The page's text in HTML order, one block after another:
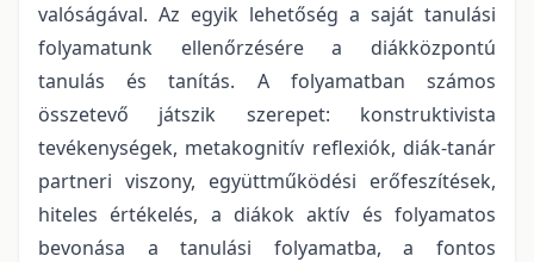
valóságával. Az egyik lehetőség a saját tanulási
folyamatunk ellenőrzésére a diákközpontú
tanulás és tanítás. A folyamatban számos
összetevő játszik szerepet: konstruktivista
tevékenységek, metakognitív reflexiók, diák-tanár
partneri viszony, együttműködési erőfeszítések,
hiteles értékelés, a diákok aktív és folyamatos
bevonása a tanulási folyamatba, a fontos